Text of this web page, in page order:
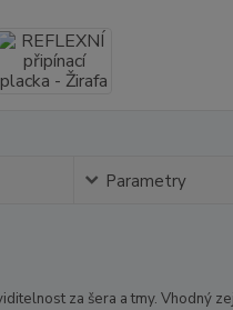
Parametry
za šera a tmy. Vhodný